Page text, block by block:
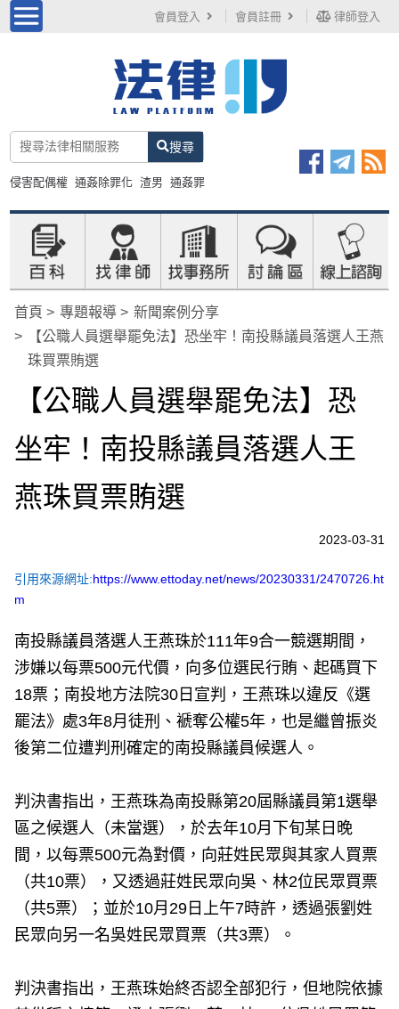
會員登入 會員註冊 律師登入
搜尋
侵害配偶權 通姦除罪化 渣男 通姦罪
首頁 專題報導
新聞案例分享
【公職人員選舉罷免法】恐坐牢！南投縣議員落選人王燕
珠買票賄選
【公職人員選舉罷免法】恐
坐牢！南投縣議員落選人王
燕珠買票賄選
2023-03-31
引用來源網址:https://www.ettoday.net/news/20230331/2470726.ht
m
南投縣議員落選人王燕珠於111年9合一競選期間，
涉嫌以每票500元代價，向多位選民行賄、起碼買下
18票；南投地方法院30日宣判，王燕珠以違反《選
罷法》處3年8月徒刑、褫奪公權5年，也是繼曾振炎
後第二位遭判刑確定的南投縣議員候選人。
判決書指出，王燕珠為南投縣第20屆縣議員第1選舉
區之候選人（未當選），於去年10月下旬某日晚
間，以每票500元為對價，向莊姓民眾與其家人買票
（共10票），又透過莊姓民眾向吳、林2位民眾買票
（共5票）；並於10月29日上午7時許，透過張劉姓
民眾向另一名吳姓民眾買票（共3票）。
判決書指出，王燕珠始終否認全部犯行，但地院依據